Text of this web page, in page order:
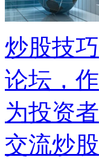
炒股技巧
论坛，作
为投资者
交流炒股